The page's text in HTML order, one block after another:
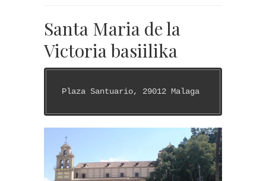
Santa Maria de la
Victoria basiilika
Plaza Santuario, 29012 Malaga